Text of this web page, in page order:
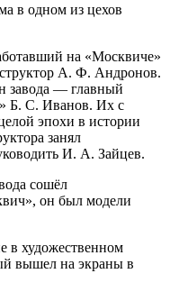
в одном из цехов
на «Москвиче»
А. Ф. Андронов.
завода — главный
Б. С. Иванов. Их с
эпохи в истории
занял
И. А. Зайцев.
сошёл
он был модели
в художественном
вышел на экраны в